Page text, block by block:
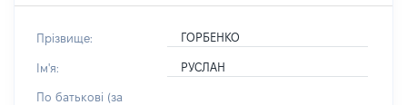
Прізвище: ГОРБЕНКО
Ім'я: РУСЛАН
По батькові (за